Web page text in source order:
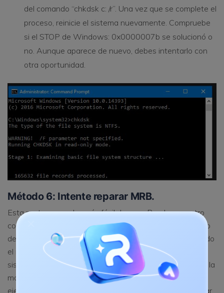
del comando “chkdsk c: /r”. Una vez que se complete el
proceso, reinicie el sistema nuevamente. Compruebe
si el STOP de Windows: 0x0000007b se solucionó o
no. Aunque aparece de nuevo, debes intentarlo con
otra oportunidad.
Método 6: Intente reparar MRB.
Esta parte es mucho más fácil de usar. Pruebe con otro
comando "fixmbr". Debido al error obtenido de un registro
de arranque maestro dañado, es posible que haya recibido
el mensaje de error Windows STOP: 0x0000007b. El
sistema creará el nuevo arranque maestro para registrar la
manipulación de las actividades del sistema. Una vez, si
ejecuta el comando “fixmbr” nuevamente, intente reiniciar